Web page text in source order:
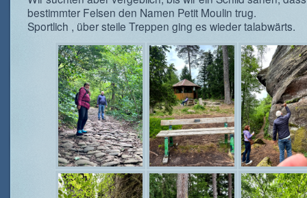
bestimmter Felsen den Namen Petit Moulin trug.
Sportlich , über steile Treppen ging es wieder talabwärts.